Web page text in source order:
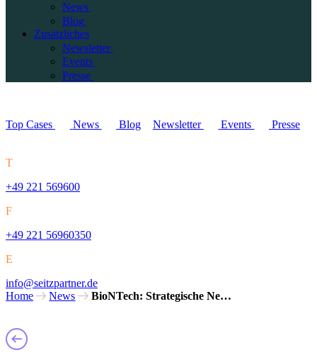
News
Blog
Zusätzliches
Newsletter
Events
Presse
Top Cases News Blog Newsletter Events Presse
T
+49 221 569600
F
+49 221 56960350
E
info@seitzpartner.de
Home
News BioNTech: Strategische Ne…